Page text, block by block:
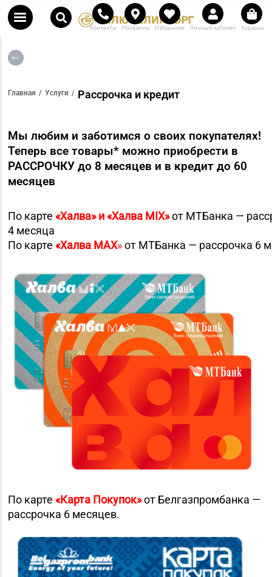
Контакты Магазины Избранное Личный кабинет Корзина
Главная Услуги Рассрочка и кредит
Мы любим и заботимся о своих покупателях!
Теперь все товары* можно приобрести в
РАССРОЧКУ до 8 месяцев и в кредит до 60
месяцев
По карте «Халва» и «Халва MIX»от МТБанка —
4 месяца
По карте «Халва MAX»от МТБанка — рассрочка 6
По карте «Карта Покупок»от Белгазпромбанка —
рассрочка 6 месяцев.